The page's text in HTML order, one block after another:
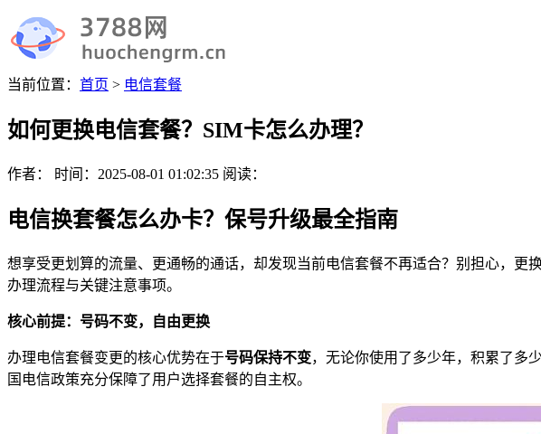
当前位置： 首页 > 电信套餐
如何更换电信套餐？SIM卡怎么办理？
作者： 时间： 2025-08-01 01:02:35 阅读：
电信换套餐怎么办卡？保号升级最全指南
想享受更划算的流量、更通畅的通话，却发现当前电信套餐不再适合？别担心，
办理流程与关键注意事项。
核心前提：号码不变，自由更换
办理电信套餐变更的核心优势在于号码保持不变，无论你使用了多少年，积累了多
国电信政策充分保障了用户选择套餐的自主权。